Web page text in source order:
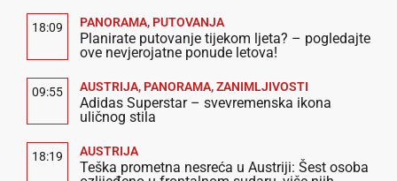
18:09 PANORAMA, PUTOVANJA
Planirate putovanje tijekom ljeta? – pogledajte
ove nevjerojatne ponude letova!
09:55 AUSTRIJA, PANORAMA,ZANIMLJIVOSTI
Adidas Superstar – svevremenska ikona
uličnog stila
18:19 AUSTRIJA
Teška prometna nesreća u Austriji: Šest osoba